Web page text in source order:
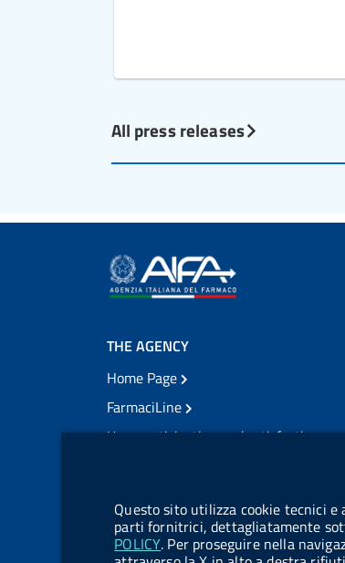
All press releases
Questo sito utilizza cookie tecnici
parti fornitrici, dettagliatamente
POLICY. Per proseguire nella
THE AGENCY
Home Page
FarmaciLine
User participation and satisfaction
Open governance
Acts of notification